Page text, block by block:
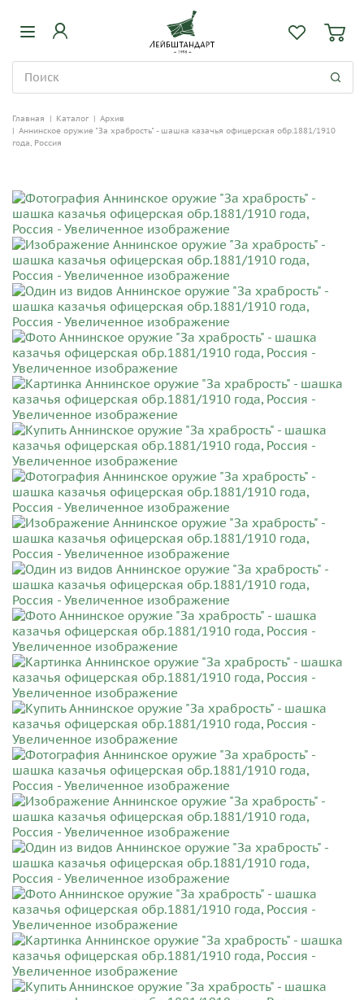
Главная | Каталог | Архив
| Аннинское оружие "За храбрость" - шашка казачья офицерская обр.1881/1910
года, Россия